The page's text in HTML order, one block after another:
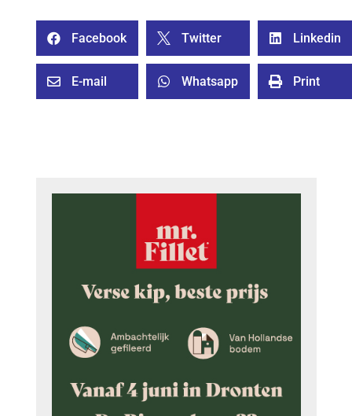
 Facebook  Twitter  Linkedin
 E-mail  Whatsapp  Print